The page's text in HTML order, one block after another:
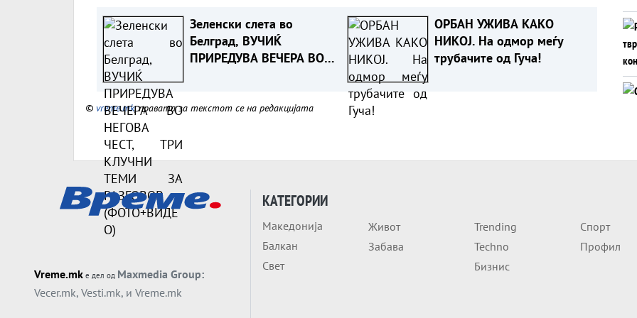
Зеленски слета во
Белград, ВУЧИЌ
ПРИРЕДУВА ВЕЧЕРА ВО
РАЗГОВОР (ФОТО+ВИДЕО)
ОРБАН УЖИВА КАКО
НИКОЈ. На одмор меѓу
трубачите од Гуча!
© vreme.mk, правата за текстот се на редакцијата
Vreme.mk е дел од Maxmedia Group:
Vecer.mk, Vesti.mk, и Vreme.mk
КАТЕГОРИИ
Македонија
Балкан
Свет
Живот
Забава
Trending
Techno
Бизнис
Спорт
Профил